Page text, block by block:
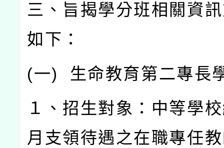
三、旨揭學分班相關資
如下：
(一) 生命教育第二專長
１、招生對象：中等學
月支領待遇之在職專任